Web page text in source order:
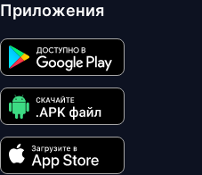
Приложения